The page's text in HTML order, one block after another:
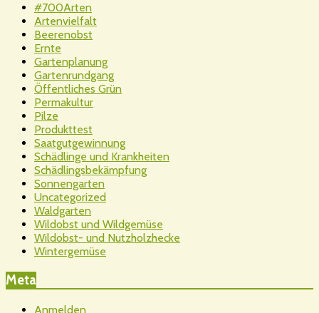
#700Arten
Artenvielfalt
Beerenobst
Ernte
Gartenplanung
Gartenrundgang
Öffentliches Grün
Permakultur
Pilze
Produkttest
Saatgutgewinnung
Schädlinge und Krankheiten
Schädlingsbekämpfung
Sonnengarten
Uncategorized
Waldgarten
Wildobst und Wildgemüse
Wildobst- und Nutzholzhecke
Wintergemüse
Meta
Anmelden